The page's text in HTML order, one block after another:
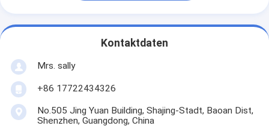
Kontaktdaten
Mrs. sally
+86 17722434326
No.505 Jing Yuan Building, Shajing-Stadt, Baoan Dist,
Shenzhen, Guangdong, China